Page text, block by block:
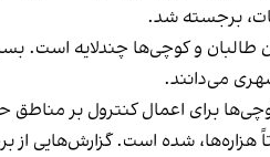
برجسته شد.
طالبان و کوچی‌ها چندلایه است.
می‌دانند.
برای اعمال کنترول بر
هزاره‌ها، شده است. گزارش‌هایی